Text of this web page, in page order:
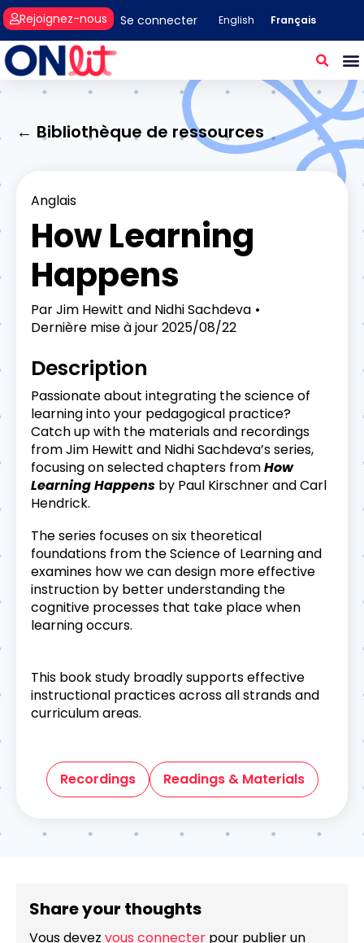
Se connecter
Rejoignez-nous English Français
← Bibliothèque de ressources
Anglais
How Learning
Happens
ParJim Hewitt and Nidhi Sachdeva
Dernière mise à jour2025/08/22
Description
Passionate about integrating the science of
learning into your pedagogical practice?
Catch up with the materials and recordings
from Jim Hewitt and Nidhi Sachdeva’s series,
focusing on selected chapters fromHow
Learning Happens by Paul Kirschner and Carl
Hendrick.
The series focuses on six theoretical
foundations from the Science of Learning and
examines how we can design more effective
instruction by better understanding the
cognitive processes that take place when
learning occurs.
This book study broadly supports effective
instructional practices across all strands and
curriculum areas.
Recordings Readings & Materials
Share your thoughts
Vous devez vous connecter pour publier un